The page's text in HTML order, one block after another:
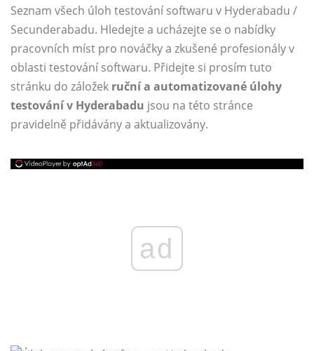
Seznam všech úloh testování softwaru v Hyderabadu /
Secunderabadu. Hledejte a ucházejte se o nabídky
pracovních míst pro nováčky a zkušené profesionály v
oblasti testování softwaru. Přidejte si prosím tuto
stránku do záložek ruční a automatizované úlohy
testování v Hyderabadu jsou na této stránce
pravidelně přidávány a aktualizovány.
ad